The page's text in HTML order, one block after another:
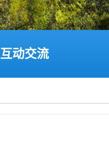
互动交流